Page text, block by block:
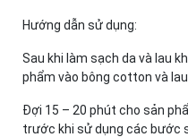
Hướng dẫn sử dụng:
Sau khi làm sạch da và lau
phẩm vào bông cotton và
Đợi 15 – 20 phút cho sản
trước khi sử dụng các bước